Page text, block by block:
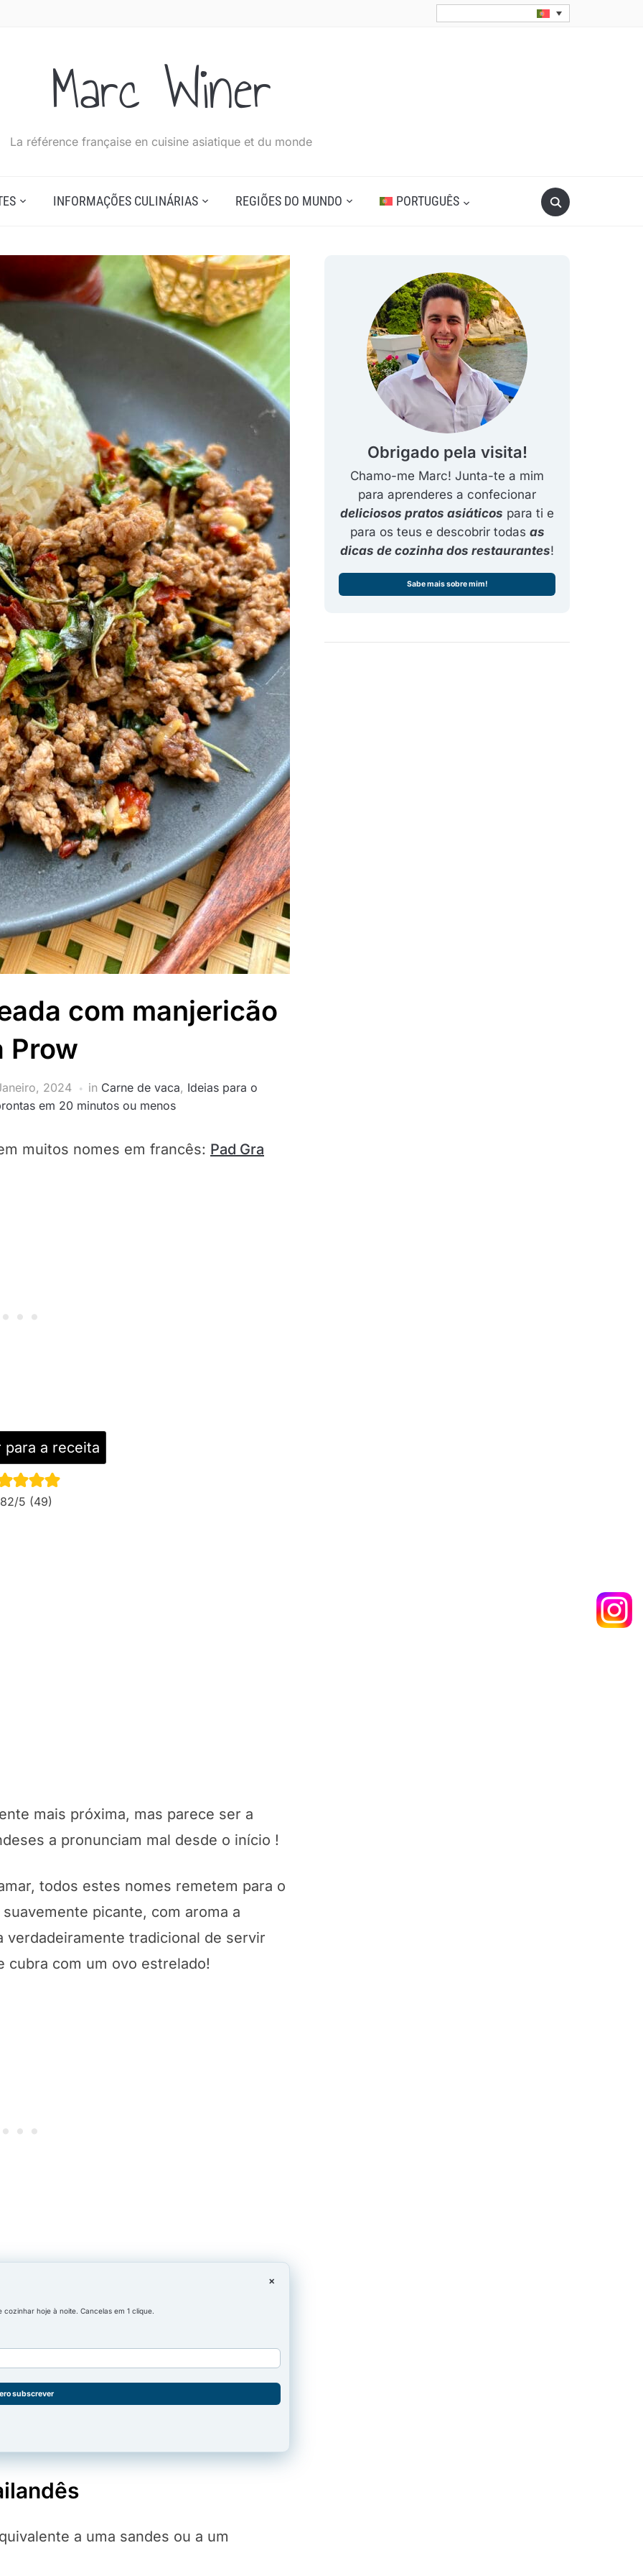
Marc Winer
La référence française en cuisine asiatique et du monde
Search
for:
INFORMAÇÕES CULINÁRIAS REGIÕES DO MUNDO PORTUGUÊS
com manjericão
Prow
2024 in Carne de vaca, Ideias para o
em 20 minutos ou menos
muitos nomes em francês: Pad Gra
para a receita
/5 (49)
mais próxima, mas parece ser a
a pronunciam mal desde o início !
todos estes nomes remetem para o
picante, com aroma a
verdadeiramente tradicional de servir
cubra com um ovo estrelado!
hoje à noite. Cancelas em 1 clique.
subscrever
×
a uma sandes ou a um
Obrigado pela visita!
Chamo-me Marc! Junta-te a mim
para aprenderes a confecionar
deliciosos pratos asiáticos para ti e
para os teus e descobrir todas as
dicas de cozinha dos restaurantes!
Sabe mais sobre mim!